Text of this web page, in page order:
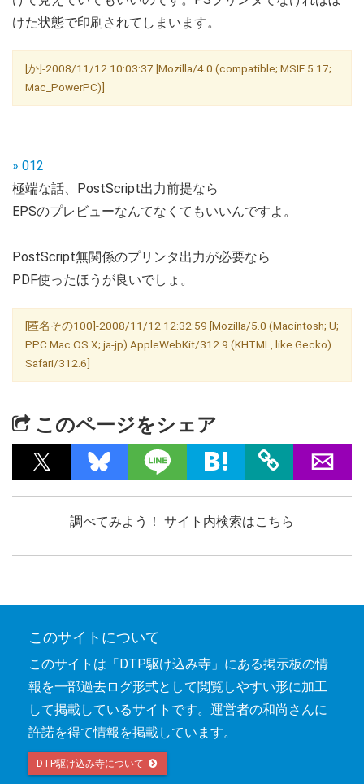
けた状態で印刷されてしまいます。
[か]-2008/11/12 10:03:37 [Mozilla/4.0 (compatible; MSIE 5.17;
Mac_PowerPC)]
» 012
極端な話、PostScript出力前提なら
EPSのプレビューなんてなくてもいいんですよ。
PostScript無関係のプリンタ出力が必要なら
PDF使ったほうが良いでしょ。
[匿名その100]-2008/11/12 12:32:59 [Mozilla/5.0 (Macintosh; U;
PPC Mac OS X; ja-jp) AppleWebKit/312.9 (KHTML, like Gecko)
Safari/312.6]
このページをシェア
調べてみよう！ サイト内検索はこちら
このサイトについて
このサイトは「DTP駆け込み寺」にある掲示板の情
報を一部過去ログ形式として閲覧しやすい形に加工
して掲載しているサイトです。運営者の和尚さんに
許諾を得て情報を掲載しています。
DTP駆け込み寺について